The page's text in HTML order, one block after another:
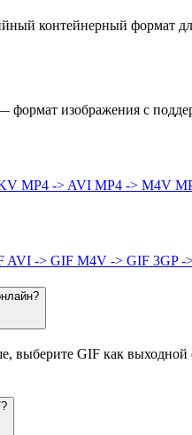
контейнерный формат
формат изображения с
MP4 -> AVI MP4 -> M4V
AVI -> GIF M4V -> GIF 3GP -
выберите GIF как